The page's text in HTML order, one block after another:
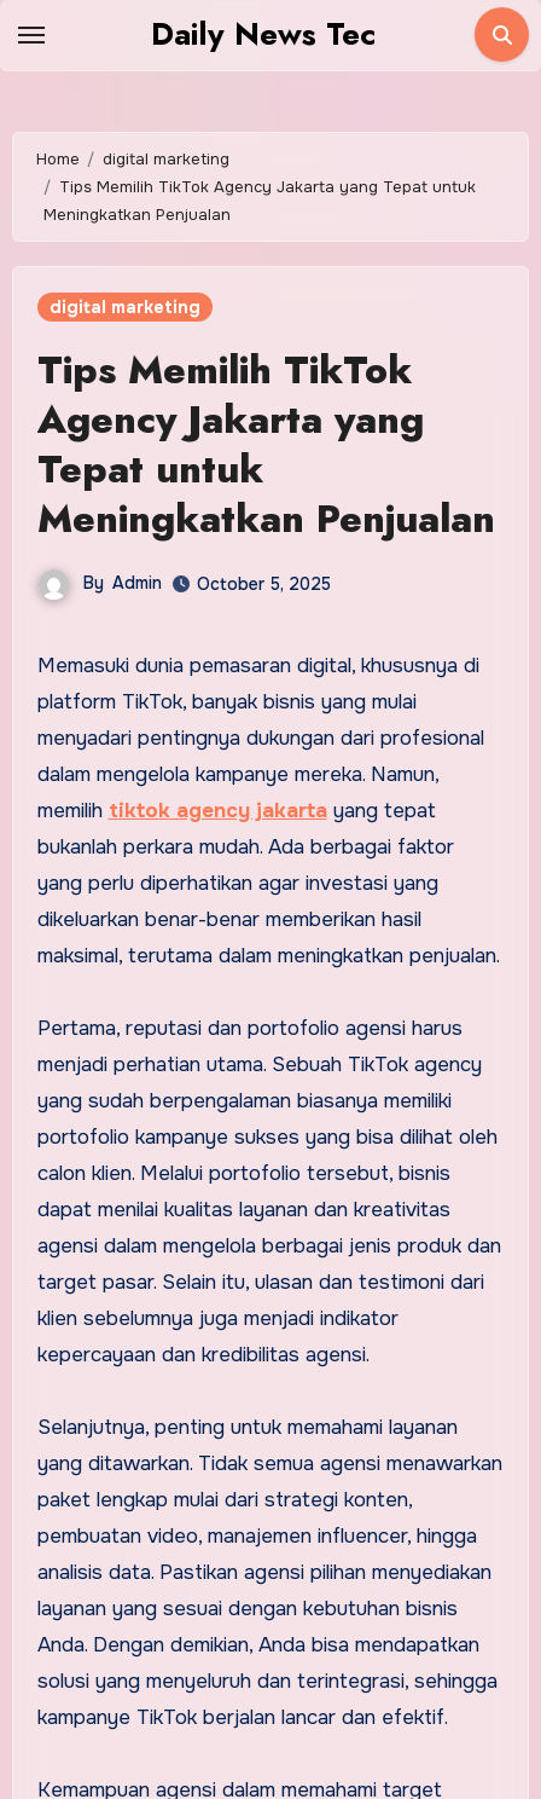
Daily News Tec
Home
digital marketing
Tips Memilih TikTok Agency Jakarta yang Tepat untuk
Meningkatkan Penjualan
digital marketing
Tips Memilih TikTok
Agency Jakarta yang
Tepat untuk
Meningkatkan Penjualan
By Admin October 5, 2025
Memasuki dunia pemasaran digital, khususnya di
platform TikTok, banyak bisnis yang mulai
menyadari pentingnya dukungan dari profesional
dalam mengelola kampanye mereka. Namun,
memilih tiktok agency jakartayang tepat
bukanlah perkara mudah. Ada berbagai faktor
yang perlu diperhatikan agar investasi yang
dikeluarkan benar-benar memberikan hasil
maksimal, terutama dalam meningkatkan penjualan.
Pertama, reputasi dan portofolio agensi harus
menjadi perhatian utama. Sebuah TikTok agency
yang sudah berpengalaman biasanya memiliki
portofolio kampanye sukses yang bisa dilihat oleh
calon klien. Melalui portofolio tersebut, bisnis
dapat menilai kualitas layanan dan kreativitas
agensi dalam mengelola berbagai jenis produk dan
target pasar. Selain itu, ulasan dan testimoni dari
klien sebelumnya juga menjadi indikator
kepercayaan dan kredibilitas agensi.
Selanjutnya, penting untuk memahami layanan
yang ditawarkan. Tidak semua agensi menawarkan
paket lengkap mulai dari strategi konten,
pembuatan video, manajemen influencer, hingga
analisis data. Pastikan agensi pilihan menyediakan
layanan yang sesuai dengan kebutuhan bisnis
Anda. Dengan demikian, Anda bisa mendapatkan
solusi yang menyeluruh dan terintegrasi, sehingga
kampanye TikTok berjalan lancar dan efektif.
Kemampuan agensi dalam memahami target